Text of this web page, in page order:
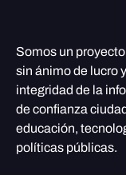
Somos un
sin ánimo de lucro
integridad de la
de confianza
educación,
políticas públicas.